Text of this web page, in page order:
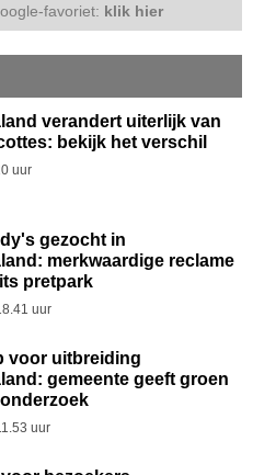
favoriet: klik hier
verandert uiterlijk van
bekijk het verschil
uur
gezocht in
merkwaardige reclame
pretpark
uur
voor uitbreiding
gemeente geeft groen
uur